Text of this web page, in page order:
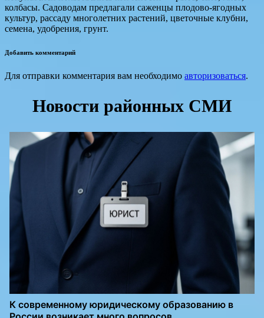
колбасы. Садоводам предлагали саженцы плодово-ягодных
культур, рассаду многолетних растений, цветочные клубни,
семена, удобрения, грунт.
Добавить комментарий
Для отправки комментария вам необходимо авторизоваться.